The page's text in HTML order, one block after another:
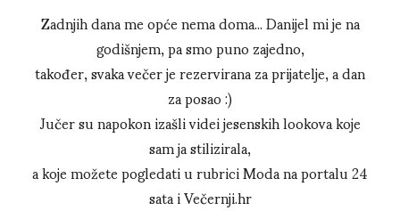
Zadnjih dana me opće nema doma... Danijel mi je na
godišnjem, pa smo puno zajedno,
također, svaka večer je rezervirana za prijatelje, a dan
za posao :)
Jučer su napokon izašli videi jesenskih lookova koje
sam ja stilizirala,
a koje možete pogledati u rubrici Moda na portalu 24
sata i Večernji.hr